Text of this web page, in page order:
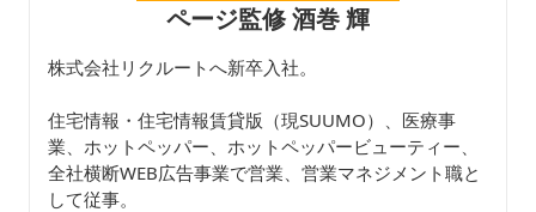
ページ監修 酒巻 輝
株式会社リクルートへ新卒入社。
住宅情報・住宅情報賃貸版（現SUUMO）、医療事
業、ホットペッパー、ホットペッパービューティー、
全社横断WEB広告事業で営業、営業マネジメント職と
して従事。